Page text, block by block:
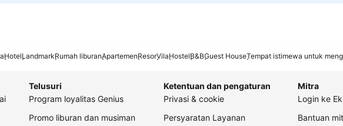
HotelLandmarkRumah liburanApartemenResorVilaHostelB&BGuest HouseTempat istimewa untuk
Telusuri
Program loyalitas Genius
Promo liburan dan musiman
Ketentuan dan pengaturan
Privasi & cookie
Persyaratan Layanan
Mitra
Login ke
Bantuan